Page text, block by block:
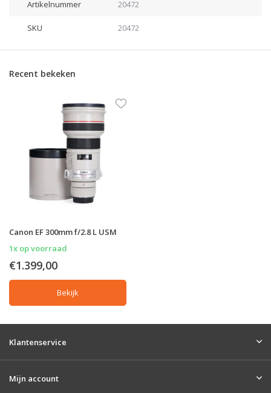
Artikelnummer 20472
SKU 20472
Recent bekeken
Canon EF 300mm f/2.8 L USM
1x op voorraad
€1.399,00
Bekijk
Klantenservice
Mijn account